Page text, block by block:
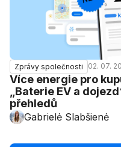
Zprávy společnosti 02. 07.
Více energie pro
„Baterie EV a
přehledů
Gabrielė Slabšienė